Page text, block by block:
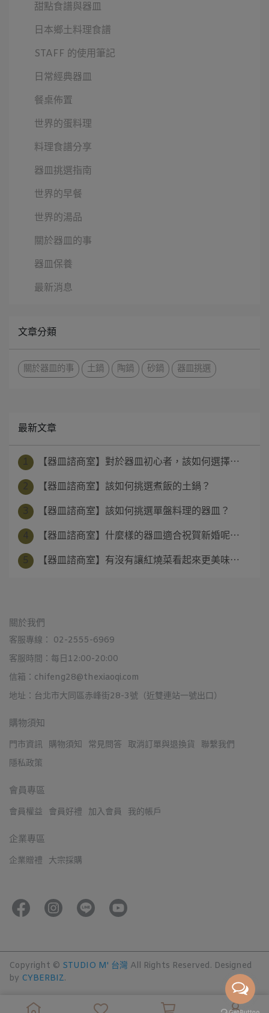
甜點食譜與器皿
日本鄉土料理食譜
STAFF 的使用筆記
日常經典器皿
餐桌佈置
世界的蛋料理
料理食譜分享
器皿挑選指南
世界的早餐
世界的湯品
關於器皿的事
器皿保養
最新消息
文章分類
關於器皿的事 土鍋 陶鍋 砂鍋 器皿挑選
最新文章
【器皿諮商室】對於器皿初心者，該如何選擇⋯
【器皿諮商室】該如何挑選煮飯的土鍋？
【器皿諮商室】該如何挑選單盤料理的器皿？
【器皿諮商室】什麼樣的器皿適合祝賀新婚呢⋯
【器皿諮商室】有沒有讓紅燒菜看起來更美味⋯
關於我們
客服專線： 02-2555-6969
客服時間：每日12:00-20:00
信箱：chifeng28@thexiaoqi.com
地址：台北市大同區赤峰街28-3號（近雙連站一號出口）
購物須知
門市資訊 購物須知 常見問答 取消訂單與退換貨
聯繫我們
隱私政策
會員專區
會員權益 會員好禮 加入會員 我的帳戶
企業專區
企業贈禮 大宗採購
Copyright © STUDIO M' 台灣 All Rights Reserved. Designed
by CYBERBIZ.